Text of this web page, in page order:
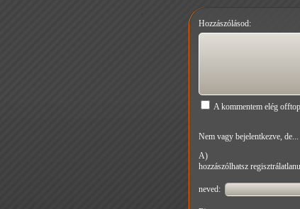
Hozzászólásod:
A kommentem elég
Nem vagy bejelentkezve, de...
A)
hozzászólhatsz
neved: